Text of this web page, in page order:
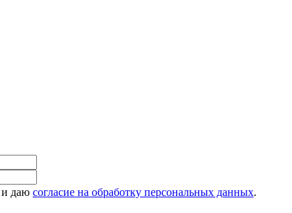
и даю согласие на обработку персональных данных.